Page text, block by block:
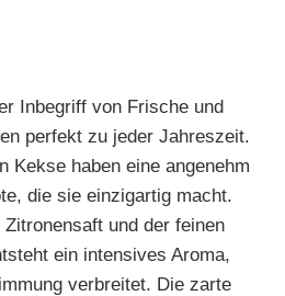
Inbegriff von Frische und
perfekt zu jeder Jahreszeit.
Kekse haben eine angenehm
die sie einzigartig macht.
und der feinen
ein intensives Aroma,
verbreitet. Die zarte